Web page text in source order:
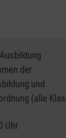
der
und
(alle
Uhr